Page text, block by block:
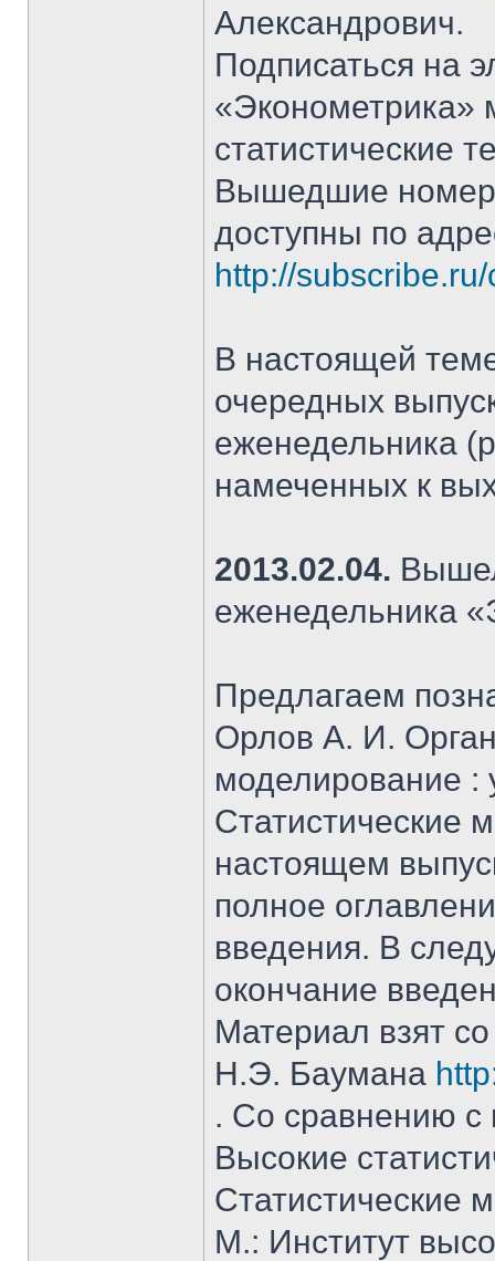
Александрович.
Подписаться на
«Эконометрика»
статистические
Вышедшие
доступны по
http://
В настоящей
очередных
еженедельника
намеченных к
2013.02.04.
еженедельника
Предлагаем
Орлов А. И.
моделирование :
Статистические
настоящем
полное
введения. В
окончание
Материал взят
Н.Э. Баумана
. Со сравнению
Высокие
Статистические
М.: Институт